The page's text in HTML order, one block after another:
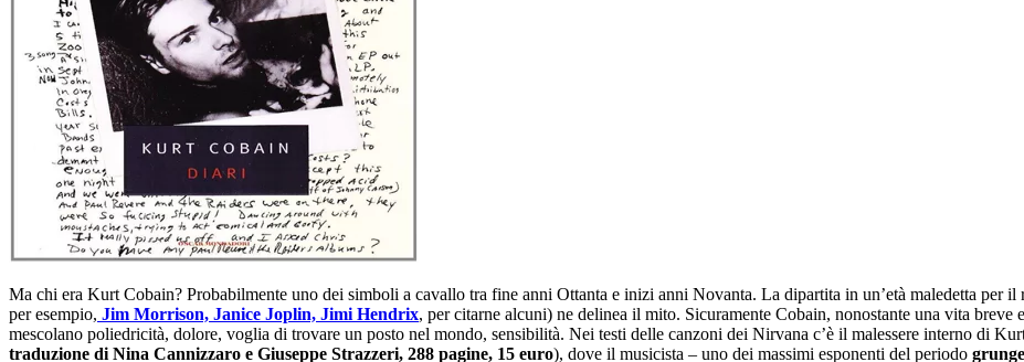
Ma chi era Kurt Cobain? Probabilmente uno dei simboli a cavallo tra fine anni Ottanta e inizi anni Novanta. La dipartita in un’età maledetta per
per esempio, Jim Morrison, Janice Joplin, Jimi Hendrix, per citarne alcuni) ne delinea il mito. Sicuramente Cobain, nonostante una vita
mescolano poliedricità, dolore, voglia di trovare un posto nel mondo, sensibilità. Nei testi delle canzoni dei Nirvana c’è il malessere interno di
traduzione di Nina Cannizzaro e Giuseppe Strazzeri, 288 pagine, 15 euro), dove il musicista – uno dei massimi esponenti del periodo grunge